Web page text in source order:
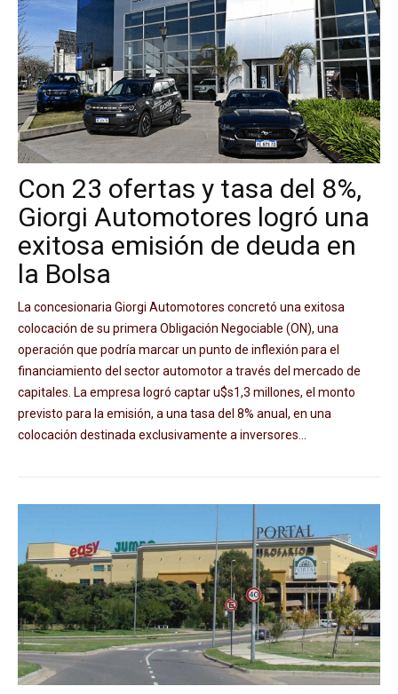
Con 23 ofertas y tasa del 8%,
Giorgi Automotores logró una
exitosa emisión de deuda en
la Bolsa
La concesionaria Giorgi Automotores concretó una exitosa
colocación de su primera Obligación Negociable (ON), una
operación que podría marcar un punto de inflexión para el
financiamiento del sector automotor a través del mercado de
capitales. La empresa logró captar u$s1,3 millones, el monto
previsto para la emisión, a una tasa del 8% anual, en una
colocación destinada exclusivamente a inversores...